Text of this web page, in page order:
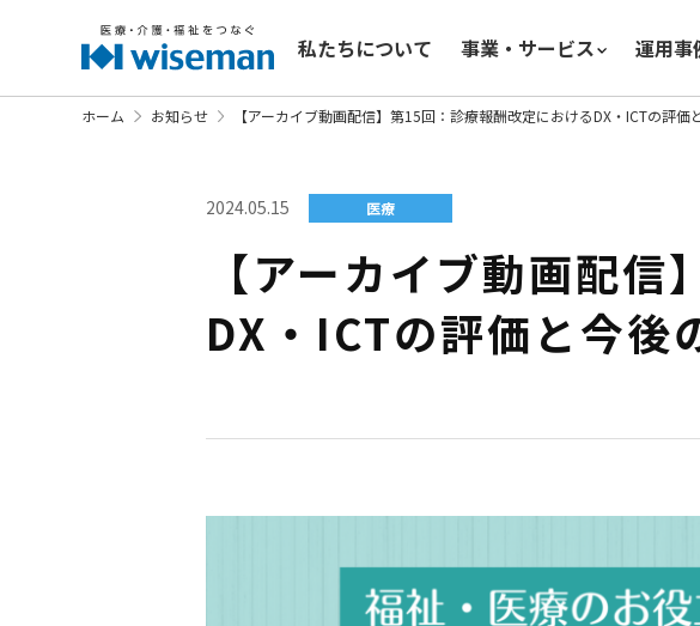
私たちについて 事業・サービス 運用事
ホーム お知らせ 【アーカイブ動画配信】第15回：診療報酬改定におけるDX・ICTの評価
2024.05.15 医療
【アーカイブ動画配
DX・ICTの評価と今後